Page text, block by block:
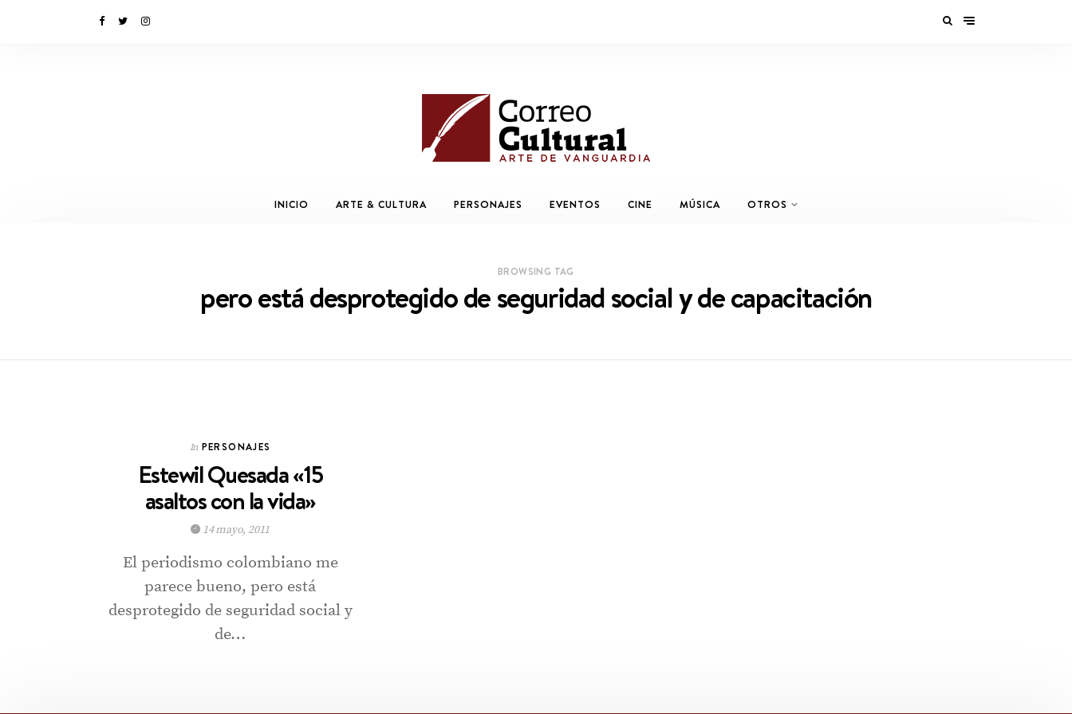
INICIO ARTE & CULTURA PERSONAJES EVENTOS CINE MÚSICA OTROS
BROWSING TAG
pero está desprotegido de seguridad social y de capacitación
In PERSONAJES
Estewil Quesada «15
asaltos con la vida»
14 mayo, 2011
El periodismo colombiano me
parece bueno, pero está
desprotegido de seguridad social y
de…